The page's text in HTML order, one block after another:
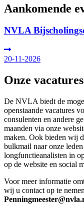
Aankomende
NVLA
20-11-2026
Onze vacatures
De NVLA biedt de
openstaande vacatures
consulenten en andere
maanden via onze
maken. Ook bieden wij
bulkmail naar onze
longfunctieanalisten in
op de website en social
Voor meer informatie
wij u contact op te